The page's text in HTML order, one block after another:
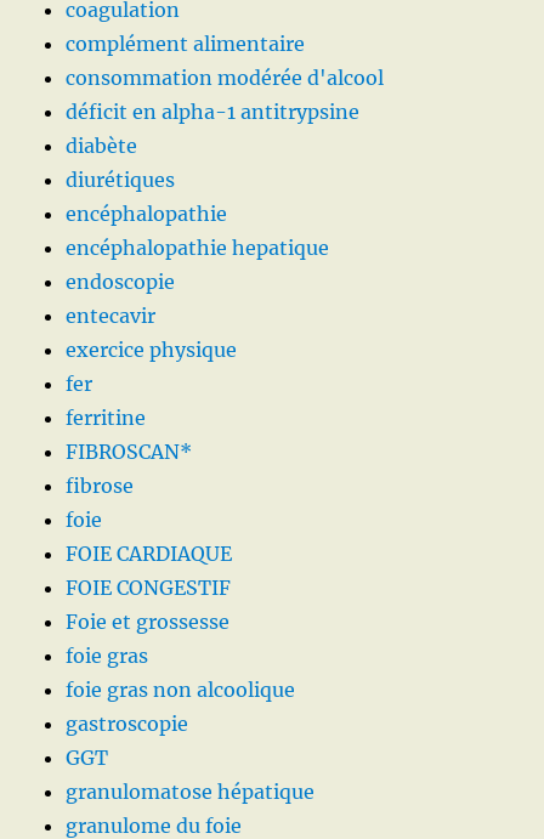
coagulation
complément alimentaire
consommation modérée d'alcool
déficit en alpha-1 antitrypsine
diabète
diurétiques
encéphalopathie
encéphalopathie hepatique
endoscopie
entecavir
exercice physique
fer
ferritine
FIBROSCAN*
fibrose
foie
FOIE CARDIAQUE
FOIE CONGESTIF
Foie et grossesse
foie gras
foie gras non alcoolique
gastroscopie
GGT
granulomatose hépatique
granulome du foie